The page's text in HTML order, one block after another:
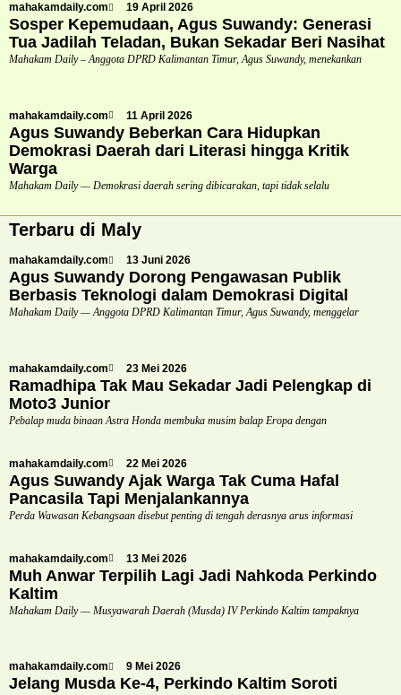
mahakamdaily.com 19 April 2026
Sosper Kepemudaan, Agus Suwandy: Generasi
Tua Jadilah Teladan, Bukan Sekadar Beri Nasihat
Mahakam Daily – Anggota DPRD Kalimantan Timur, Agus Suwandy, menekankan
mahakamdaily.com 11 April 2026
Agus Suwandy Beberkan Cara Hidupkan
Demokrasi Daerah dari Literasi hingga Kritik
Warga
Mahakam Daily — Demokrasi daerah sering dibicarakan, tapi tidak selalu
Terbaru di Maly
mahakamdaily.com 13 Juni 2026
Agus Suwandy Dorong Pengawasan Publik
Berbasis Teknologi dalam Demokrasi Digital
Mahakam Daily — Anggota DPRD Kalimantan Timur, Agus Suwandy, menggelar
mahakamdaily.com 23 Mei 2026
Ramadhipa Tak Mau Sekadar Jadi Pelengkap di
Moto3 Junior
Pebalap muda binaan Astra Honda membuka musim balap Eropa dengan
mahakamdaily.com 22 Mei 2026
Agus Suwandy Ajak Warga Tak Cuma Hafal
Pancasila Tapi Menjalankannya
Perda Wawasan Kebangsaan disebut penting di tengah derasnya arus informasi
mahakamdaily.com 13 Mei 2026
Muh Anwar Terpilih Lagi Jadi Nahkoda Perkindo
Kaltim
Mahakam Daily — Musyawarah Daerah (Musda) IV Perkindo Kaltim tampaknya
mahakamdaily.com 9 Mei 2026
Jelang Musda Ke-4, Perkindo Kaltim Soroti